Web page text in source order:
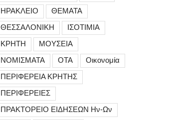
ΗΡΑΚΛΕΙΟ
ΘΕΜΑΤΑ
ΘΕΣΣΑΛΟΝΙΚΗ
ΙΣΟΤΙΜΙΑ
ΚΡΗΤΗ
ΜΟΥΣΕΙΑ
ΝΟΜΙΣΜΑΤΑ
ΟΤΑ
Οικονομία
ΠΕΡΙΦΕΡΕΙΑ ΚΡΗΤΗΣ
ΠΕΡΙΦΕΡΕΙΕΣ
ΠΡΑΚΤΟΡΕΙΟ ΕΙΔΗΣΕΩΝ Ην-Ων